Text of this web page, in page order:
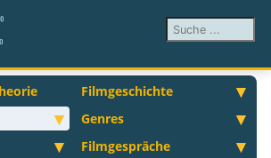
Suchen ...
Filmgeschichte
Genres
Filmgespräche